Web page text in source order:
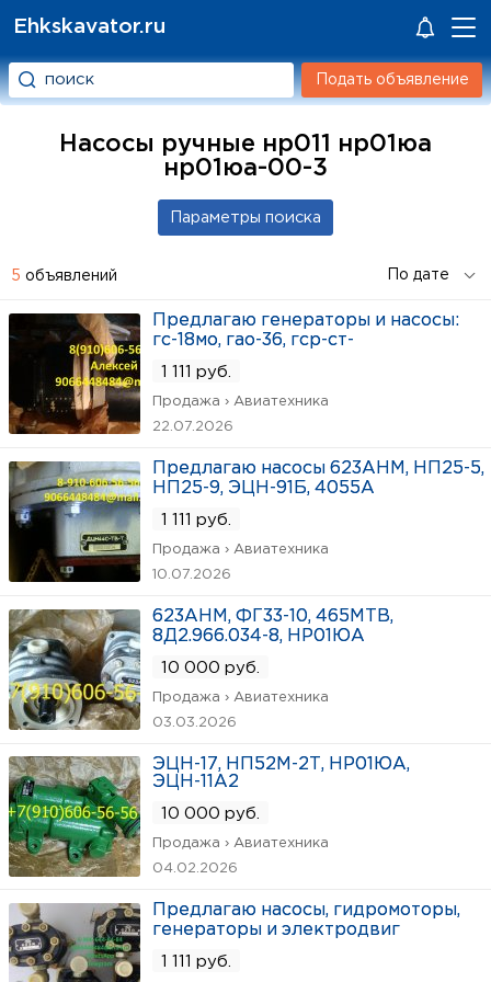
Ehkskavator.ru
Подать объявление
Насосы ручные нр011 нр01юа
нр01юа-00-3
5 объявлений
Предлагаю генераторы и насосы:
гс-18мо, гао-36, гср-ст-
1 111 руб.
Продажа › Авиатехника
22.07.2026
Предлагаю насосы 623АНМ, НП25-5,
НП25-9, ЭЦН-91Б, 4055А
1 111 руб.
Продажа › Авиатехника
10.07.2026
623АНМ, ФГ33-10, 465МТВ,
8Д2.966.034-8, НР01ЮА
10 000 руб.
Продажа › Авиатехника
03.03.2026
ЭЦН-17, НП52М-2Т, НР01ЮА,
ЭЦН-11А2
10 000 руб.
Продажа › Авиатехника
04.02.2026
Предлагаю насосы, гидромоторы,
генераторы и электродвиг
1 111 руб.